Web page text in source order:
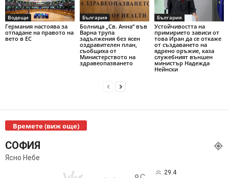
Водещи
Германия настоява за
отпадане на правото на
вето в ЕС
България
Болница „Св. Анна“ във
Варна трупа
задължения без ясен
оздравителен план,
съобщиха от
Министерството на
здравеопазването
България
Устойчивостта на
примирието зависи от
това Иран да се откаже
от създаването на
ядрено оръжие, каза
служебният външен
министър Надежда
Нейнски
Времете (виж още)
СОФИЯ
Ясно Небе
29.4